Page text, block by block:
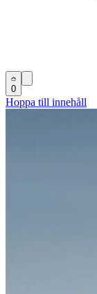
0
Hoppa till innehåll